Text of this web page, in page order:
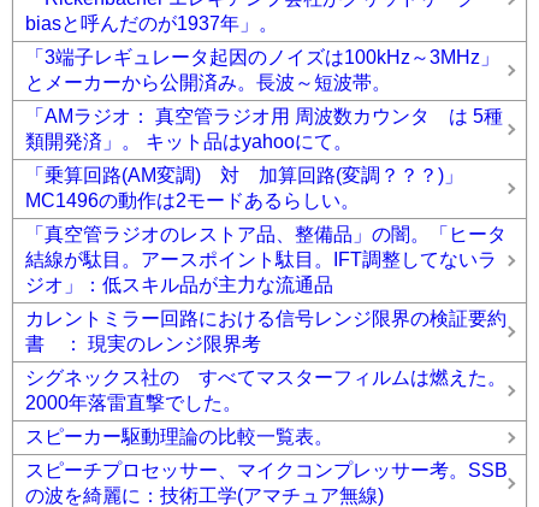
biasと呼んだのが1937年」。
「3端子レギュレータ起因のノイズは100kHz～3MHz」
とメーカーから公開済み。長波～短波帯。
「AMラジオ： 真空管ラジオ用 周波数カウンタ は 5種
類開発済」。 キット品はyahooにて。
「乗算回路(AM変調) 対 加算回路(変調？？？)」
MC1496の動作は2モードあるらしい。
「真空管ラジオのレストア品、整備品」の闇。「ヒータ
結線が駄目。アースポイント駄目。IFT調整してないラ
ジオ」：低スキル品が主力な流通品
カレントミラー回路における信号レンジ限界の検証要約
書 ： 現実のレンジ限界考
シグネックス社の すべてマスターフィルムは燃えた。
2000年落雷直撃でした。
スピーカー駆動理論の比較一覧表。
スピーチプロセッサー、マイクコンプレッサー考。SSB
の波を綺麗に：技術工学(アマチュア無線)